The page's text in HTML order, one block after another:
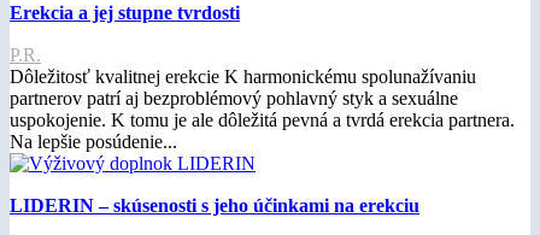
Erekcia a jej stupne tvrdosti
P.R.
Dôležitosť kvalitnej erekcie K harmonickému spolunažívaniu
partnerov patrí aj bezproblémový pohlavný styk a sexuálne
uspokojenie. K tomu je ale dôležitá pevná a tvrdá erekcia partnera.
Na lepšie posúdenie...
LIDERIN – skúsenosti s jeho účinkami na erekciu